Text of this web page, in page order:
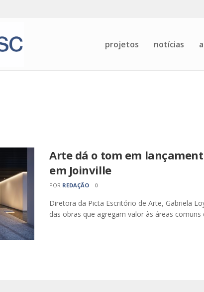
projetos notícias
Arte dá o tom em
em Joinville
POR REDAÇÃO 0
Diretora da Picta Escritório de Arte, Gabriela
das obras que agregam valor às áreas comuns